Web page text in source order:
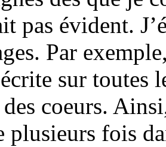
pas évident.
Par
sur toutes
des coeurs.
plusieurs fois